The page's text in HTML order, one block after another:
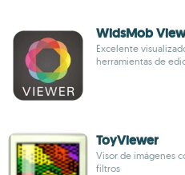
WidsMob
Excelente
herramientas de
ToyViewer
Visor de imágenes
filtros